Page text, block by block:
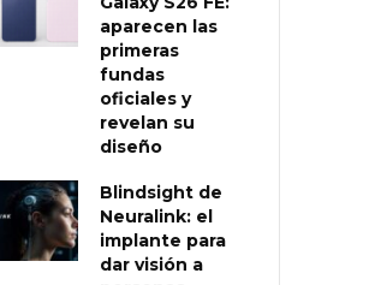
aparecen las
primeras
fundas
oficiales y
revelan su
diseño
Blindsight de
Neuralink: el
implante para
dar visión a